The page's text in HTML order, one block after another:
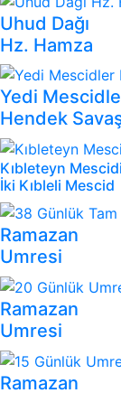
Uhud Dağı
Hz. Hamza
Yedi
Hendek
Kıbleteyn Mescidi
İki Kıbleli Mescid
Ramazan
Umresi
Ramazan
Umresi
Ramazan